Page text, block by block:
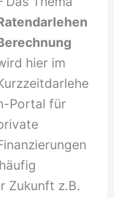
hier im
Portal für
Zukunft z.B.